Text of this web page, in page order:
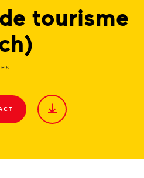
tourisme